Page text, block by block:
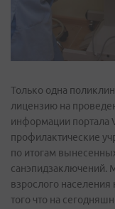
Только одна
лицензию на
информации портала
профилактические
по итогам
санэпидзаключений.
взрослого населения
того что на